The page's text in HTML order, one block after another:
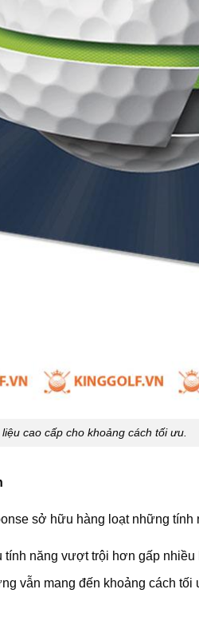
cao cấp cho khoảng cách tối ưu.
sở hữu hàng loạt những tính
năng vượt trội hơn gấp nhiều
vẫn mang đến khoảng cách